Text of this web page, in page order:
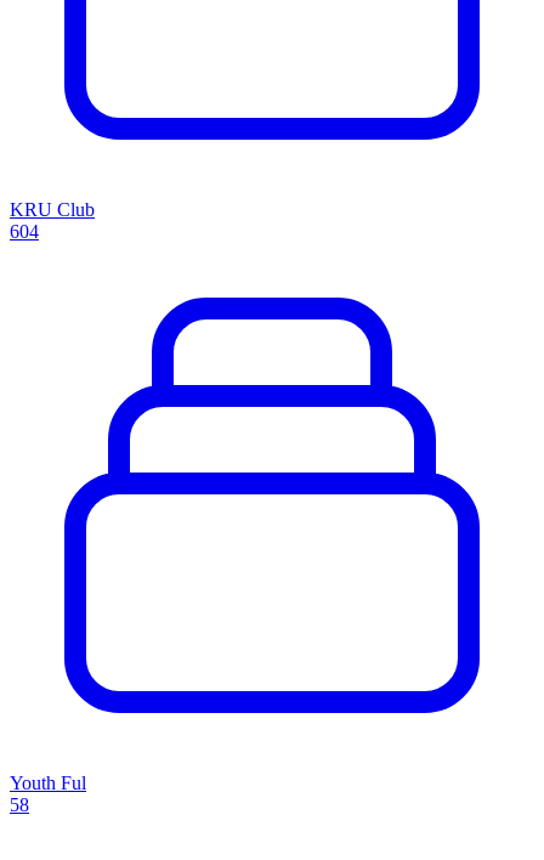
KRU Club
604
Youth Ful
58